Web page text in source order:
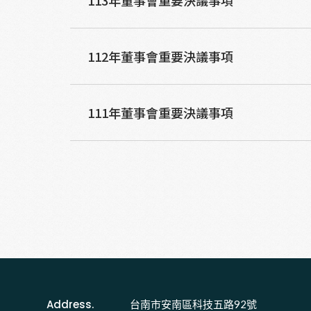
112年董事會重要決議事項
111年董事會重要決議事項
Address. 台南市安南區科技五路92號